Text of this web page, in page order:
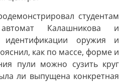
студентам
автомат Калашникова и
идентификации оружия и
как по массе, форме и
пули можно сузить круг
ли выпущена конкретная